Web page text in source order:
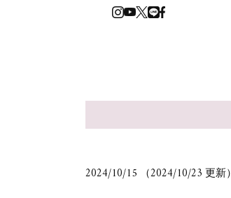
2024/10/15 （2024/10/23 更新）